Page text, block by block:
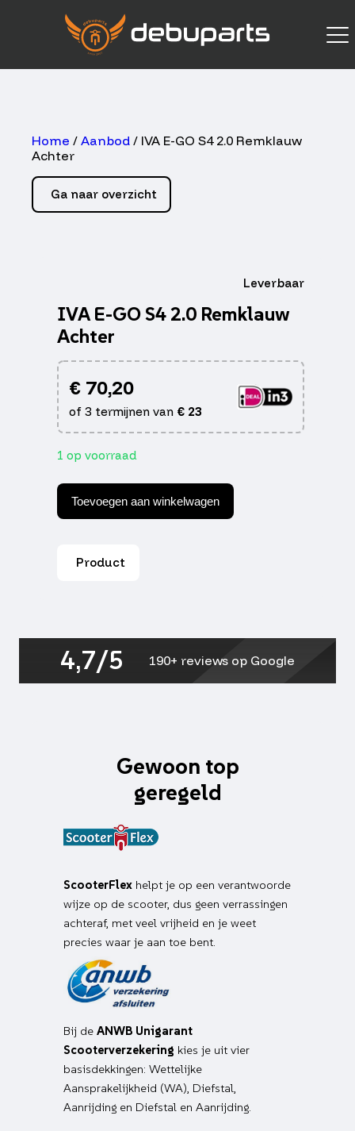
Home / Aanbod / IVA E-GO S4 2.0 Remklauw
Achter
Ga naar overzicht
Leverbaar
IVA E-GO S4 2.0 Remklauw
Achter
€70,20
of 3 termijnen van €23
1 op voorraad
E-
GO
S4
Achter
Toevoegen aan winkelwagen
Product
4,7/5 190+ reviews op Google
Gewoon top
geregeld
ScooterFlex helpt je op een verantwoorde
wijze op de scooter, dus geen verrassingen
achteraf, met veel vrijheid en je weet
precies waar je aan toe bent.
Bij de ANWB Unigarant
Scooterverzekering kies je uit vier
basisdekkingen: Wettelijke
Aansprakelijkheid (WA), Diefstal,
Aanrijding en Diefstal en Aanrijding.